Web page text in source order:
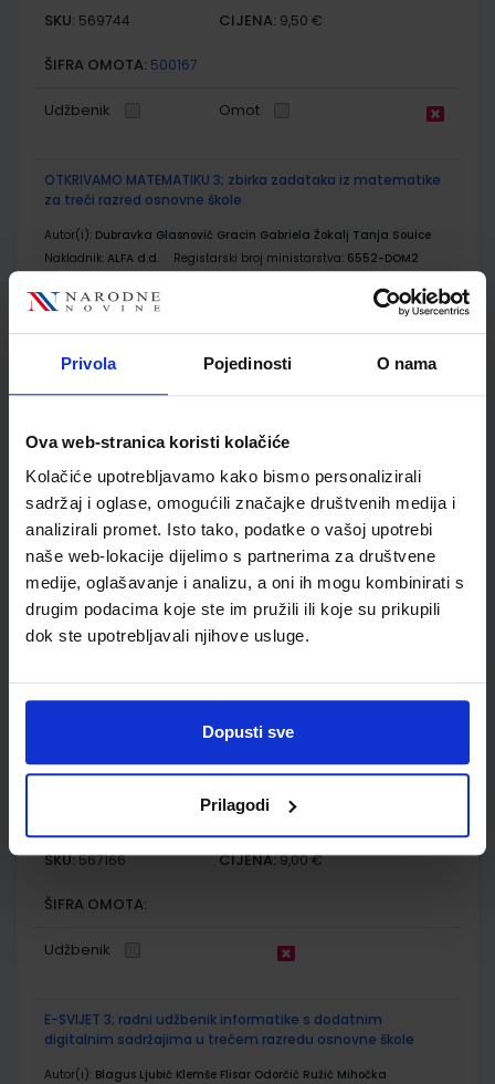
Privola Pojedinosti O nama
Ova web-stranica koristi kolačiće
Kolačiće upotrebljavamo kako bismo personalizirali
sadržaj i oglase, omogućili značajke društvenih medija i
analizirali promet. Isto tako, podatke o vašoj upotrebi
naše web-lokacije dijelimo s partnerima za društvene
medije, oglašavanje i analizu, a oni ih mogu kombinirati s
drugim podacima koje ste im pružili ili koje su prikupili
dok ste upotrebljavali njihove usluge.
Dopusti sve
Prilagodi
SKU: 569744 CIJENA: 9,50 €
ŠIFRA OMOTA: 500167
Udžbenik Omot
OTKRIVAMO MATEMATIKU 3; zbirka zadataka iz matematike
za treći razred osnovne škole
Autor(i): Dubravka Glasnović Gracin Gabriela Žokalj Tanja Souice
Nakladnik: ALFA d.d. Registarski broj ministarstva: 6552-DOM2
SKU: 567164
Udžbenik
matematike za treći razred osnovne škole
Autor(i):
Dubravka Glasnović Gracin Gabriela Žokalj Tanja Soucie
Nakladnik:ALFA d.d. Registarski broj ministarstva:6553-DOM2
SKU:567165 CIJENA:9,00 €
ŠIFRA OMOTA:
OTKRIVAMO MATEMATIKU 3; listići za integriranu nastavu iz
Registarski broj ministarstva:
SKU:567166 CIJENA:9,00 €
ŠIFRA OMOTA:
Udžbenik
E-SVIJET 3; radni udžbenik informatike s dodatnim
digitalnim sadržajima u trećem razredu osnovne škole
Autor(i): Blagus Ljubić Klemše Flisar Odorčić Ružić Mihočka